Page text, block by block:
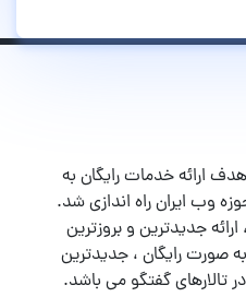
اسکریپت در سال ۱۳۸۶ با هدف ارائه خدمات رایگان به
وب ایران راه اندازی شد.
جدیدترین و بروزترین
صورت رایگان ، جدیدترین
تالارهای گفتگو می باشد.